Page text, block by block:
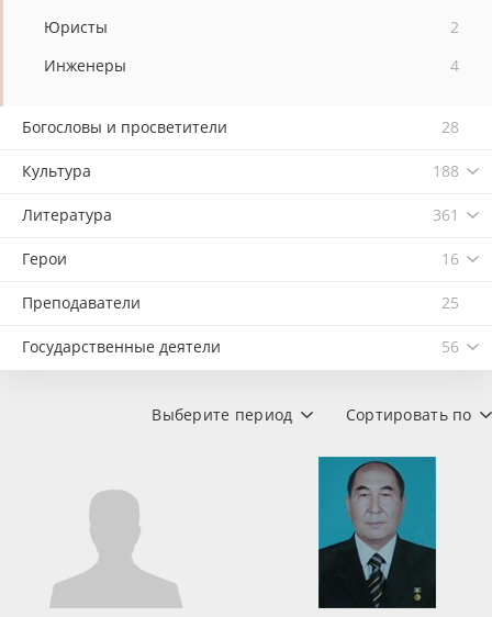
Юристы
2
Инженеры
4
Богословы и просветители 28
Культура 188
Литература 361
Герои 16
Преподаватели 25
Государственные деятели 56
Сортировать по
Выберите период